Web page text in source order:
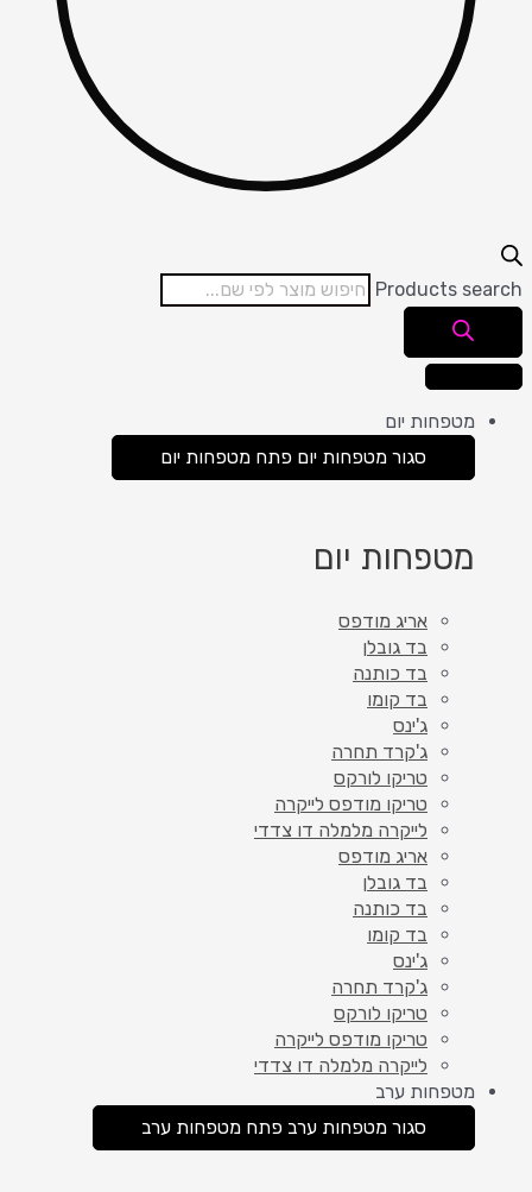
Products search
מטפחות יום
סגור מטפחות יום פתח מטפחות יום
מטפחות יום
אריג מודפס
בד גובלן
בד כותנה
בד קומו
ג'ינס
ג'קרד תחרה
טריקו לורקס
טריקו מודפס לייקרה
לייקרה מלמלה דו צדדי
אריג מודפס
בד גובלן
בד כותנה
בד קומו
ג'ינס
ג'קרד תחרה
טריקו לורקס
טריקו מודפס לייקרה
לייקרה מלמלה דו צדדי
מטפחות ערב
סגור מטפחות ערב פתח מטפחות ערב